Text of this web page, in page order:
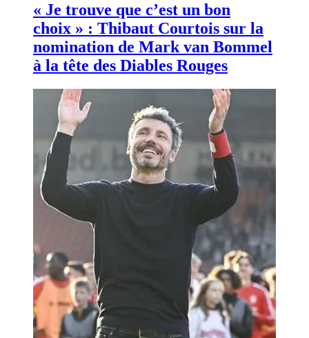
« Je trouve que c’est un bon
choix » : Thibaut Courtois sur la
nomination de Mark van Bommel
à la tête des Diables Rouges